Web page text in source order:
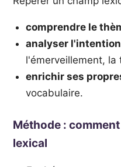
comprendre le
analyser l'intention
l'émerveillement, la
enrichir ses
vocabulaire.
Méthode :
lexical